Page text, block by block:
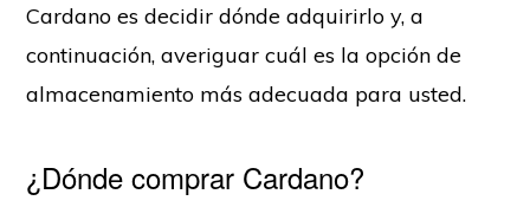
Cardano es decidir dónde adquirirlo y, a
continuación, averiguar cuál es la opción de
almacenamiento más adecuada para usted.
¿Dónde comprar Cardano?